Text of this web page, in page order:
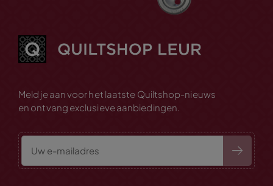
Meld je aan voor het laatste Quiltshop-nieuws
en ontvang exclusieve aanbiedingen.